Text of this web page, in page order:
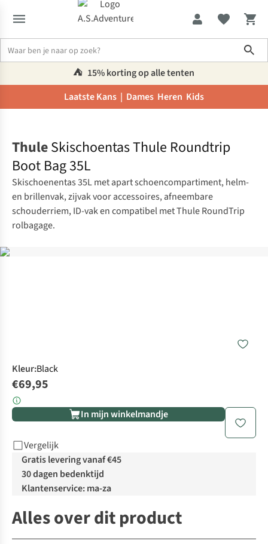
⛺️ 15% korting op alle tenten
Laatste Kans | Dames Heren Kids
ThuleSkischoentas Thule Roundtrip
Boot Bag 35L
Skischoenentas 35L met apart schoencompartiment, helm-
en brillenvak, zijvak voor accessoires, afneembare
schouderriem, ID-vak en compatibel met Thule RoundTrip
rolbagage.
Kleur:Black
€69,95
In mijn winkelmandje
Vergelijk
Gratis levering vanaf €45
30 dagen bedenktijd
Klantenservice: ma-za
Alles over dit product